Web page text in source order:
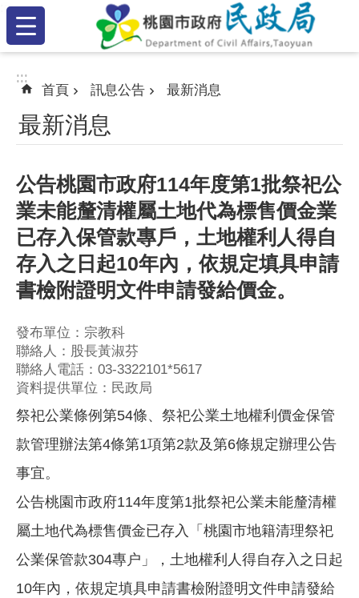
跳到主要內容區塊
:::
:::
:::
首頁 訊息公告 最新消息
最新消息
公告桃園市政府114年度第1批祭祀公
業未能釐清權屬土地代為標售價金業
已存入保管款專戶，土地權利人得自
存入之日起10年內，依規定填具申請
書檢附證明文件申請發給價金。
發布單位：宗教科
聯絡人：股長黃淑芬
聯絡人電話：03-3322101*5617
資料提供單位：民政局
祭祀公業條例第54條、祭祀公業土地權利價金保管
款管理辦法第4條第1項第2款及第6條規定辦理公告
事宜。
公告桃園市政府114年度第1批祭祀公業未能釐清權
屬土地代為標售價金已存入「桃園市地籍清理祭祀
公業保管款304專户」，土地權利人得自存入之日起
10年內，依規定填具申請書檢附證明文件申請發給